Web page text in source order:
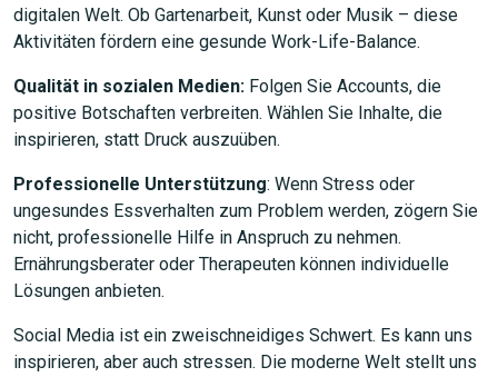
digitalen Welt. Ob Gartenarbeit, Kunst oder Musik – diese
Aktivitäten fördern eine gesunde Work-Life-Balance.
Qualität in sozialen Medien: Folgen Sie Accounts, die
positive Botschaften verbreiten. Wählen Sie Inhalte, die
inspirieren, statt Druck auszuüben.
Professionelle Unterstützung: Wenn Stress oder
ungesundes Essverhalten zum Problem werden, zögern Sie
nicht, professionelle Hilfe in Anspruch zu nehmen.
Ernährungsberater oder Therapeuten können individuelle
Lösungen anbieten.
Social Media ist ein zweischneidiges Schwert. Es kann uns
inspirieren, aber auch stressen. Die moderne Welt stellt uns